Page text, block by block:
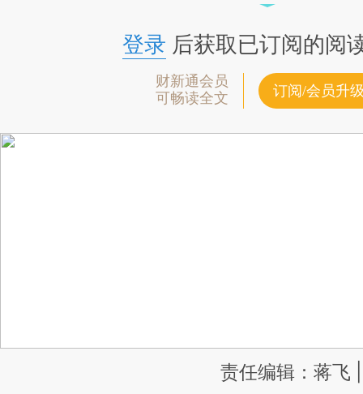
登录 后获取已订阅的阅
财新通会员
可畅读全文
订阅/会员升
责任编辑：蒋飞